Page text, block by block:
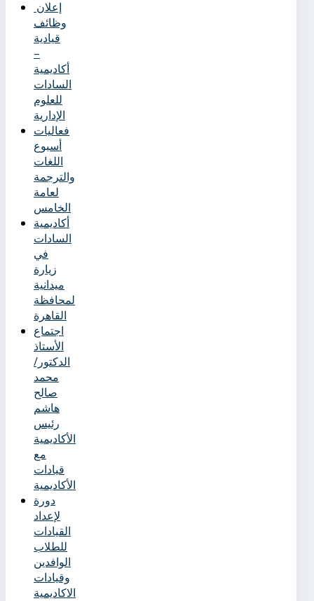
وظائف
قيادية
–
أكاديمية
السادات
للعلوم
الإدارية
فعاليات
أسبوع
اللغات
والترجمة
لعامة
الخامس
أكاديمية
السادات
في
زيارة
ميدانية
لمحافظة
القاهرة
اجتماع
الأستاذ
الدكتور/
محمد
صالح
هاشم
رئيس
الأكاديمية
مع
قيادات
الأكاديمية
دورة
لإعداد
القيادات
للطلاب
الوافدين
وقيادات
الاكاديمية